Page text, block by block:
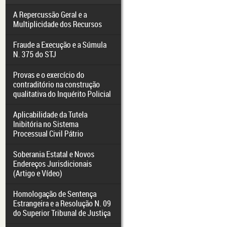
A Repercussão Geral e a
Multiplicidade dos Recursos
Fraude a Execução e a Súmula
N. 375 do STJ
Provas e o exercício do
contraditório na construção
qualitativa do Inquérito Policial
Aplicabilidade da Tutela
Inibitória no Sistema
Processual Civil Pátrio
Soberania Estatal e Novos
Endereços Jurisdicionais
(Artigo e Vídeo)
Homologação de Sentença
Estrangeira e a Resolução N. 09
do Superior Tribunal de Justiça